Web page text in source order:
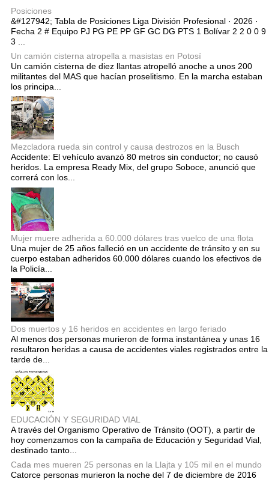
Posiciones
&#127942; Tabla de Posiciones Liga División Profesional · 2026 ·
Fecha 2 # Equipo PJ PG PE PP GF GC DG PTS 1 Bolívar 2 2 0 0 9
3 ...
Un camión cisterna atropella a masistas en Potosí
Un camión cisterna de diez llantas atropelló anoche a unos 200
militantes del MAS que hacían proselitismo. En la marcha estaban
los principa...
Mezcladora rueda sin control y causa destrozos en la Busch
Accidente: El vehículo avanzó 80 metros sin conductor; no causó
heridos. La empresa Ready Mix, del grupo Soboce, anunció que
correrá con los...
Mujer muere adherida a 60.000 dólares tras vuelco de una flota
Una mujer de 25 años falleció en un accidente de tránsito y en su
cuerpo estaban adheridos 60.000 dólares cuando los efectivos de
la Policía...
Dos muertos y 16 heridos en accidentes en largo feriado
Al menos dos personas murieron de forma instantánea y unas 16
resultaron heridas a causa de accidentes viales registrados entre la
tarde de...
EDUCACIÓN Y SEGURIDAD VIAL
A través del Organismo Operativo de Tránsito (OOT), a partir de
hoy comenzamos con la campaña de Educación y Seguridad Vial,
destinado tanto...
Cada mes mueren 25 personas en la Llajta y 105 mil en el mundo
Catorce personas murieron la noche del 7 de diciembre de 2016